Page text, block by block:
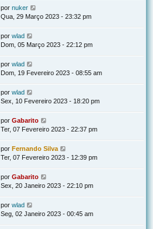
por nuker
Qua, 29 Março 2023 - 23:32 pm
por wlad
Dom, 05 Março 2023 - 22:12 pm
por wlad
Dom, 19 Fevereiro 2023 - 08:55 am
por wlad
Sex, 10 Fevereiro 2023 - 18:20 pm
por Gabarito
Ter, 07 Fevereiro 2023 - 22:37 pm
por Fernando Silva
Ter, 07 Fevereiro 2023 - 12:39 pm
por Gabarito
Sex, 20 Janeiro 2023 - 22:10 pm
por wlad
Seg, 02 Janeiro 2023 - 00:45 am